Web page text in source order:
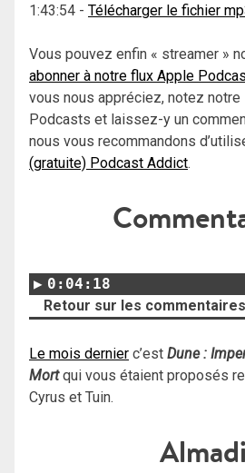
1:43:54 - Télécharger le fichier
Vous pouvez enfin « streamer »
abonner à notre flux Apple
vous nous appréciez, notez
Podcasts et laissez-y un
nous vous recommandons
(gratuite) Podcast Addict.
0:04:18
Retour sur les commentaires
Le mois dernier c’est Dune :
Mortqui vous étaient proposés
Cyrus et Tuin.
Almadi